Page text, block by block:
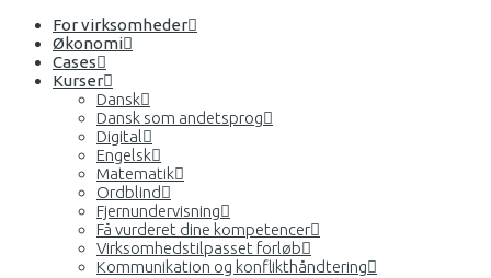
For virksomheder
Økonomi
Cases
Kurser
Dansk
Dansk som andetsprog
Digital
Engelsk
Matematik
Ordblind
Fjernundervisning
Få vurderet dine kompetencer
Virksomhedstilpasset forløb
Kommunikation og konflikthåndtering